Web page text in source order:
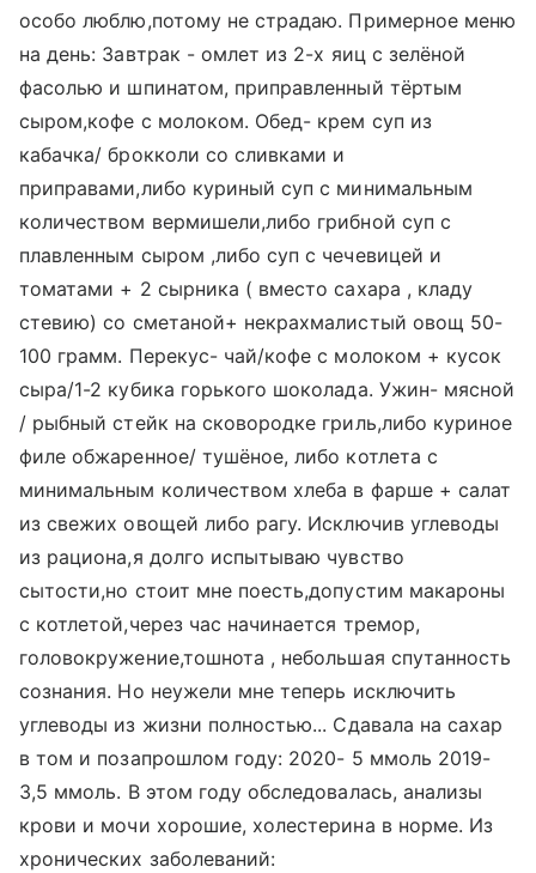
особо люблю,потому не страдаю. Примерное меню
на день: Завтрак - омлет из 2-х яиц с зелёной
фасолью и шпинатом, приправленный тёртым
сыром,кофе с молоком. Обед- крем суп из
кабачка/ брокколи со сливками и
приправами,либо куриный суп с минимальным
количеством вермишели,либо грибной суп с
плавленным сыром ,либо суп с чечевицей и
томатами + 2 сырника ( вместо сахара , кладу
стевию) со сметаной+ некрахмалистый овощ 50-
100 грамм. Перекус- чай/кофе с молоком + кусок
сыра/1-2 кубика горького шоколада. Ужин- мясной
/ рыбный стейк на сковородке гриль,либо куриное
филе обжаренное/ тушёное, либо котлета с
минимальным количеством хлеба в фарше + салат
из свежих овощей либо рагу. Исключив углеводы
из рациона,я долго испытываю чувство
сытости,но стоит мне поесть,допустим макароны
с котлетой,через час начинается тремор,
головокружение,тошнота , небольшая спутанность
сознания. Но неужели мне теперь исключить
углеводы из жизни полностью... Сдавала на сахар
в том и позапрошлом году: 2020- 5 ммоль 2019-
3,5 ммоль. В этом году обследовалась, анализы
крови и мочи хорошие, холестерина в норме. Из
хронических заболеваний: